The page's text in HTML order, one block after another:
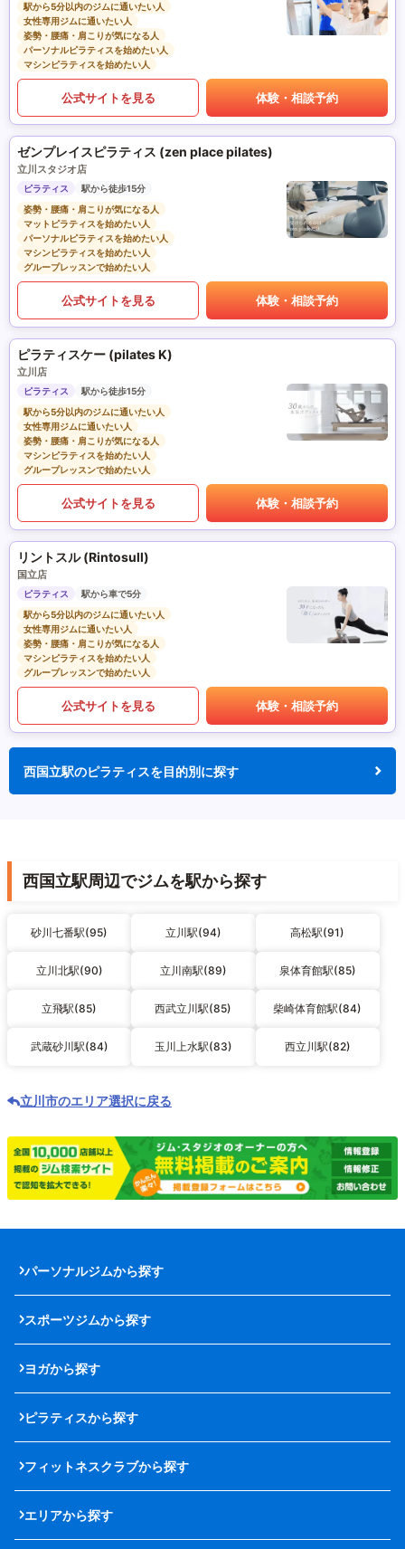
駅から5分以内のジムに通いたい人
女性専用ジムに通いたい人
姿勢・腰痛・肩こりが気になる人
パーソナルピラティスを始めたい人
マシンピラティスを始めたい人
公式サイトを見る 体験・相談予約
ゼンプレイスピラティス (zen place pilates)
立川スタジオ店
ピラティス
駅から徒歩15分
姿勢・腰痛・肩こりが気になる人
マットピラティスを始めたい人
パーソナルピラティスを始めたい人
マシンピラティスを始めたい人
グループレッスンで始めたい人
公式サイトを見る 体験・相談予約
ピラティスケー (pilates K)
立川店
ピラティス
駅から徒歩15分
駅から5分以内のジムに通いたい人
女性専用ジムに通いたい人
姿勢・腰痛・肩こりが気になる人
マシンピラティスを始めたい人
グループレッスンで始めたい人
公式サイトを見る 体験・相談予約
リントスル (Rintosull)
国立店
ピラティス
駅から車で5分
駅から5分以内のジムに通いたい人
女性専用ジムに通いたい人
姿勢・腰痛・肩こりが気になる人
マシンピラティスを始めたい人
グループレッスンで始めたい人
公式サイトを見る 体験・相談予約
西国立駅のピラティスを目的別に探す
西国立駅周辺でジムを駅から探す
砂川七番駅(95) 立川駅(94) 高松駅(91)
立川北駅(90) 立川南駅(89) 泉体育館駅(85)
立飛駅(85) 西武立川駅(85) 柴崎体育館駅(84)
武蔵砂川駅(84) 玉川上水駅(83) 西立川駅(82)
立川市のエリア選択に戻る
パーソナルジムから探す
スポーツジムから探す
ヨガから探す
ピラティスから探す
フィットネスクラブから探す
エリアから探す